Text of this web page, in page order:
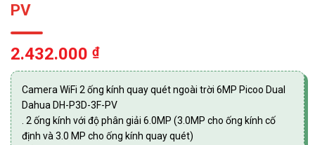
PV
2.432.000 ₫
Camera WiFi 2 ống kính quay quét ngoài trời 6MP Picoo Dual
Dahua DH-P3D-3F-PV
. 2 ống kính với độ phân giải 6.0MP (3.0MP cho ống kính cố
định và 3.0 MP cho ống kính quay quét)